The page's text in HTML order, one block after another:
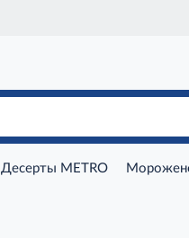
Десерты METRO